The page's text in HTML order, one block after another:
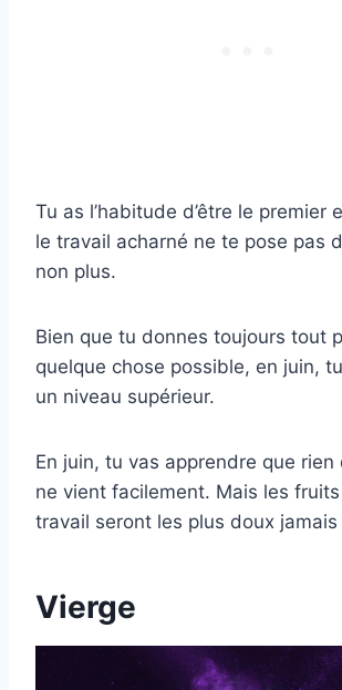
Tu as l’habitude d’être le premier
le travail acharné ne te pose pas
non plus.
Bien que tu donnes toujours tout
quelque chose possible, en juin,
un niveau supérieur.
En juin, tu vas apprendre que rien
ne vient facilement. Mais les
travail seront les plus doux
Vierge